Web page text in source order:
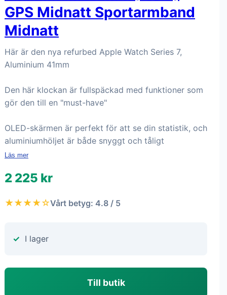
GPS Midnatt Sportarmband
Midnatt
Här är den nya refurbed Apple Watch Series 7,
Aluminium 41mm
Den här klockan är fullspäckad med funktioner som
gör den till en "must-have"
OLED-skärmen är perfekt för att se din statistik, och
aluminiumhöljet är både snyggt och tåligt
Läs mer
2 225 kr
★★★★☆Vårt betyg: 4.8 / 5
I lager
Till butik